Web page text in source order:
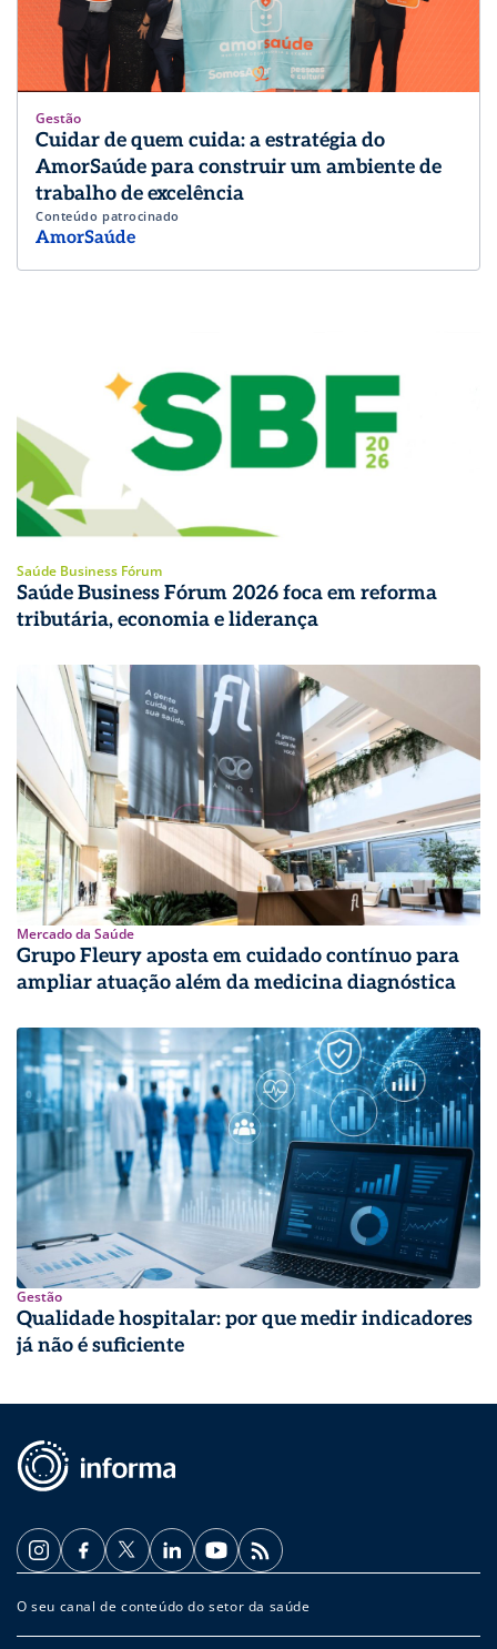
Gestão
Cuidar de quem cuida: a estratégia do
AmorSaúde para construir um ambiente de
trabalho de excelência
Conteúdo patrocinado
AmorSaúde
Saúde Business Fórum
Saúde Business Fórum 2026 foca em reforma
tributária, economia e liderança
Mercado da Saúde
Grupo Fleury aposta em cuidado contínuo para
ampliar atuação além da medicina diagnóstica
Gestão
Qualidade hospitalar: por que medir indicadores
já não é suficiente
O seu canal de conteúdo do setor da saúde